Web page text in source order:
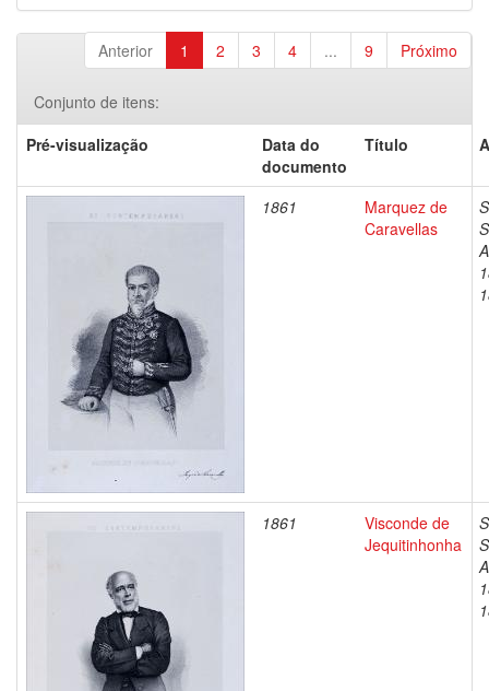
Anterior 1 2 3 4 ... 9 Próximo
Conjunto de itens:
Pré-visualização
Data do
documento
Título
1861
Marquez de
Caravellas
1861
Visconde de
Jequitinhonha